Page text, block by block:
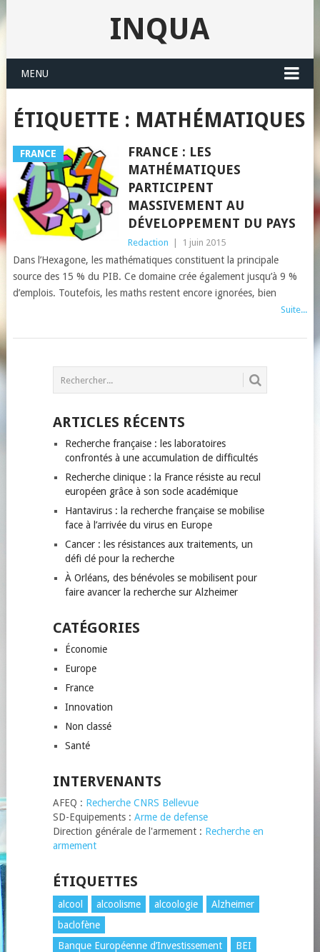
INQUA
MENU
ÉTIQUETTE : MATHÉMATIQUES
FRANCE
FRANCE : LES
MATHÉMATIQUES
PARTICIPENT
MASSIVEMENT AU
DÉVELOPPEMENT DU PAYS
Redaction 1 juin 2015
Dans l’Hexagone, les mathématiques constituent la principale
source des 15 % du PIB. Ce domaine crée également jusqu’à 9 %
d’emplois. Toutefois, les maths restent encore ignorées, bien
Suite...
POSTS
NAVIGATION
ARTICLES RÉCENTS
Recherche française : les laboratoires
confrontés à une accumulation de difficultés
Recherche clinique : la France résiste au recul
européen grâce à son socle académique
Hantavirus : la recherche française se mobilise
face à l’arrivée du virus en Europe
Cancer : les résistances aux traitements, un
défi clé pour la recherche
À Orléans, des bénévoles se mobilisent pour
faire avancer la recherche sur Alzheimer
CATÉGORIES
Économie
Europe
France
Innovation
Non classé
Santé
INTERVENANTS
AFEQ : Recherche CNRS Bellevue
SD-Equipements : Arme de defense
Direction générale de l'armement : Recherche en
armement
ÉTIQUETTES
alcool alcoolisme alcoologie
Alzheimer
baclofène
Banque Européenne d’Investissement
BEI